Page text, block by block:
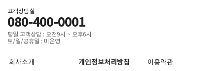
고객상담실
080-400-0001
평일 고객상담 : 오전9시 ~ 오후6시
토/일/공휴일 : 미운영
회사소개 개인정보처리방침
이용약관